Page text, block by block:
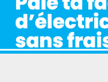
R
Y